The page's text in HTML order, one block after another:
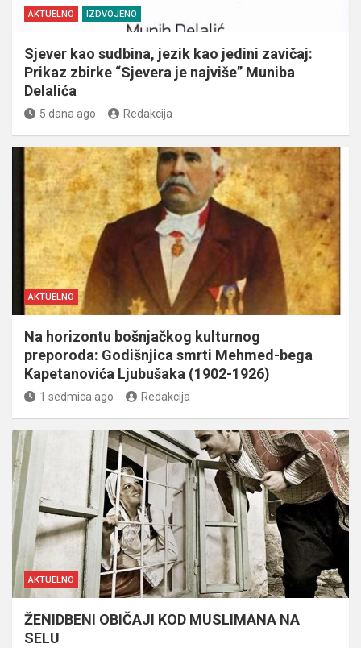
AKTUELNO IZDVOJENO
Sjever kao sudbina, jezik kao jedini zavičaj:
Prikaz zbirke “Sjevera je najviše” Muniba
Delalića
5 dana ago Redakcija
AKTUELNO
Na horizontu bošnjačkog kulturnog
preporoda: Godišnjica smrti Mehmed-bega
Kapetanovića Ljubušaka (1902-1926)
1 sedmica ago Redakcija
AKTUELNO
ŽENIDBENI OBIČAJI KOD MUSLIMANA NA
SELU